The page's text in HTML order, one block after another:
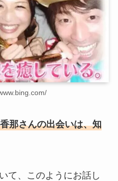
那さんの出会いは、知
て、このようにお話し